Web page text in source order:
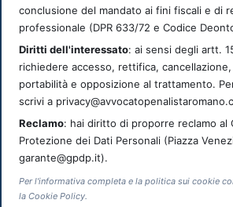
conclusione del mandato ai fini fiscali e di
professionale (DPR 633/72 e Codice
Diritti dell'interessato: ai sensi degli artt.
richiedere accesso, rettifica,
portabilità e opposizione al trattamento.
scrivi a
Reclamo: hai diritto di proporre reclamo al
Protezione dei Dati Personali (Piazza
garante@gpdp.it).
Per l'informativa completa e la politica sui cookie
la Cookie Policy.